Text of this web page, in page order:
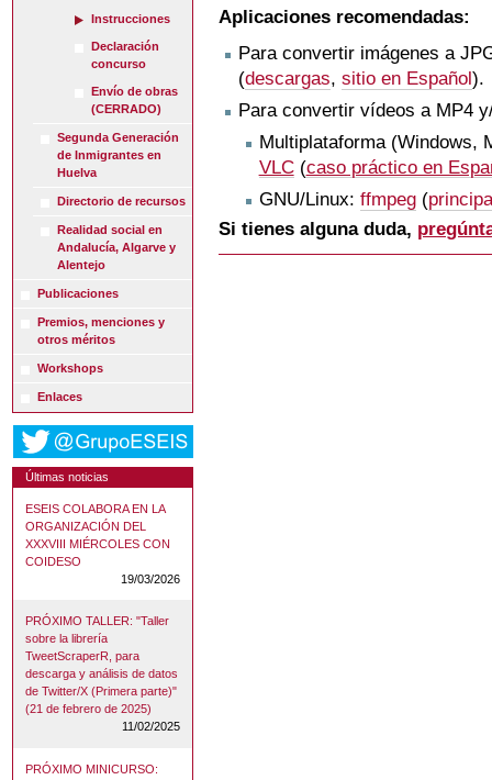
Instrucciones
Declaración
concurso
Envío de obras
(CERRADO)
Segunda Generación
de Inmigrantes en
Huelva
Directorio de recursos
Realidad social en
Andalucía, Algarve y
Alentejo
Publicaciones
Premios, menciones y
otros méritos
Workshops
Enlaces
Últimas noticias
ESEIS COLABORA EN LA
ORGANIZACIÓN DEL
XXXVIII MIÉRCOLES CON
COIDESO
19/03/2026
PRÓXIMO TALLER: "Taller
sobre la librería
TweetScraperR, para
descarga y análisis de datos
de Twitter/X (Primera parte)"
(21 de febrero de 2025)
11/02/2025
PRÓXIMO MINICURSO:
Aplicaciones recomendadas:
Para convertir imágenes a
(descargas,sitio en Español).
Para convertir vídeos a MP4
Multiplataforma (Windows,
VLC(caso práctico en
GNU/Linux: ffmpeg(
Si tienes alguna duda,